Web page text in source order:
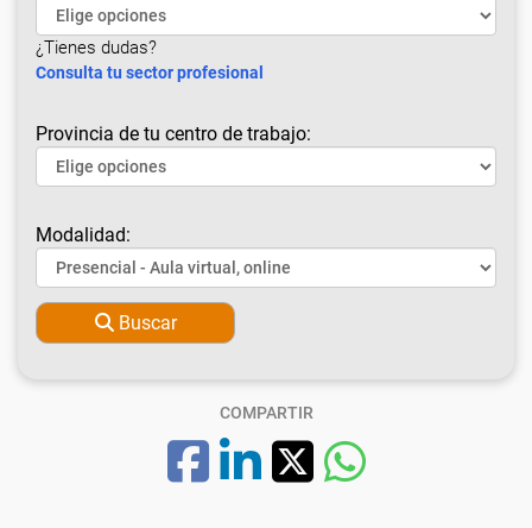
¿Tienes dudas?
Consulta tu sector profesional
Provincia de tu centro de trabajo:
Modalidad:
Buscar
COMPARTIR